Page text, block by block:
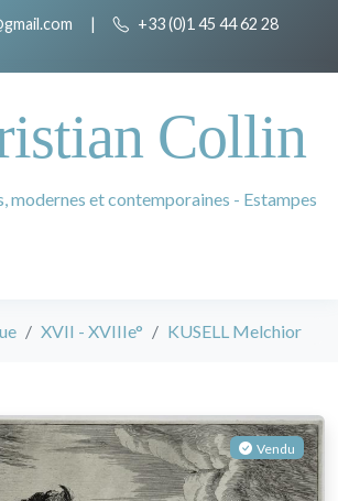
| +33 (0)1 45 44 62 28
Collin
modernes et contemporaines - Estampes
XVII - XVIIIe° KUSELL Melchior
Vendu